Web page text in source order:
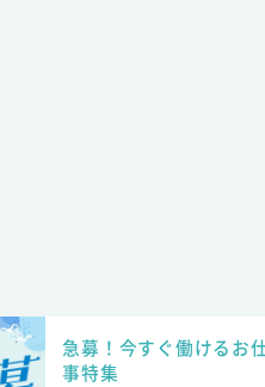
急募！今すぐ働けるお
事特集